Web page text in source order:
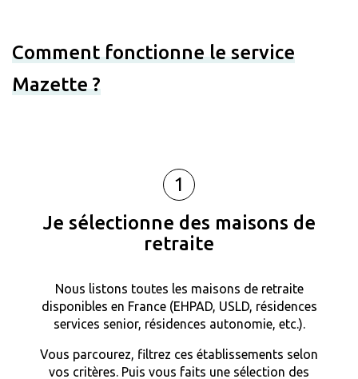
Comment fonctionne le service
Mazette ?
1
Je sélectionne des maisons de
retraite
Nous listons toutes les maisons de retraite
disponibles en France (EHPAD, USLD, résidences
services senior, résidences autonomie, etc.).
Vous parcourez, filtrez ces établissements selon
vos critères. Puis vous faits une sélection des